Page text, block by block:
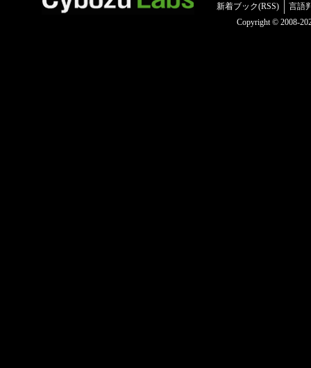
新着ブック(RSS)
言語
Copyright © 2008-